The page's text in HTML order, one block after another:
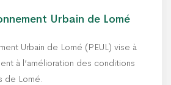
Urbain de Lomé
Urbain de Lomé (PEUL) vise à
à l’amélioration des conditions
de Lomé.